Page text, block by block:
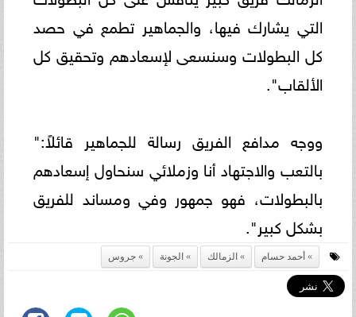
التي يشارك فيها، والجماهير تطمع في حصد
كل البطولات وسنسعى لإسعادهم وتحقيق كل
الألقاب".
ووجه مدافع الفريق رسالة للجماهير قائلاً:"
بالتعب والاجتهاد أنا وزملائي سنحاول إسعادهم
بالبطولات، فهو جمهور وفي ومساند للفريق
بشكل كبير".
أحمد حسام الزمالك الجونة جروس